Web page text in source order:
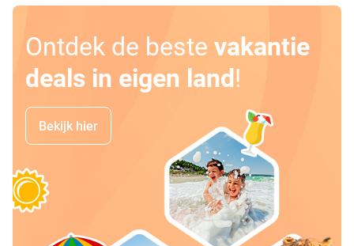
Ontdek de beste vakantie
deals in eigen land!
Bekijk hier